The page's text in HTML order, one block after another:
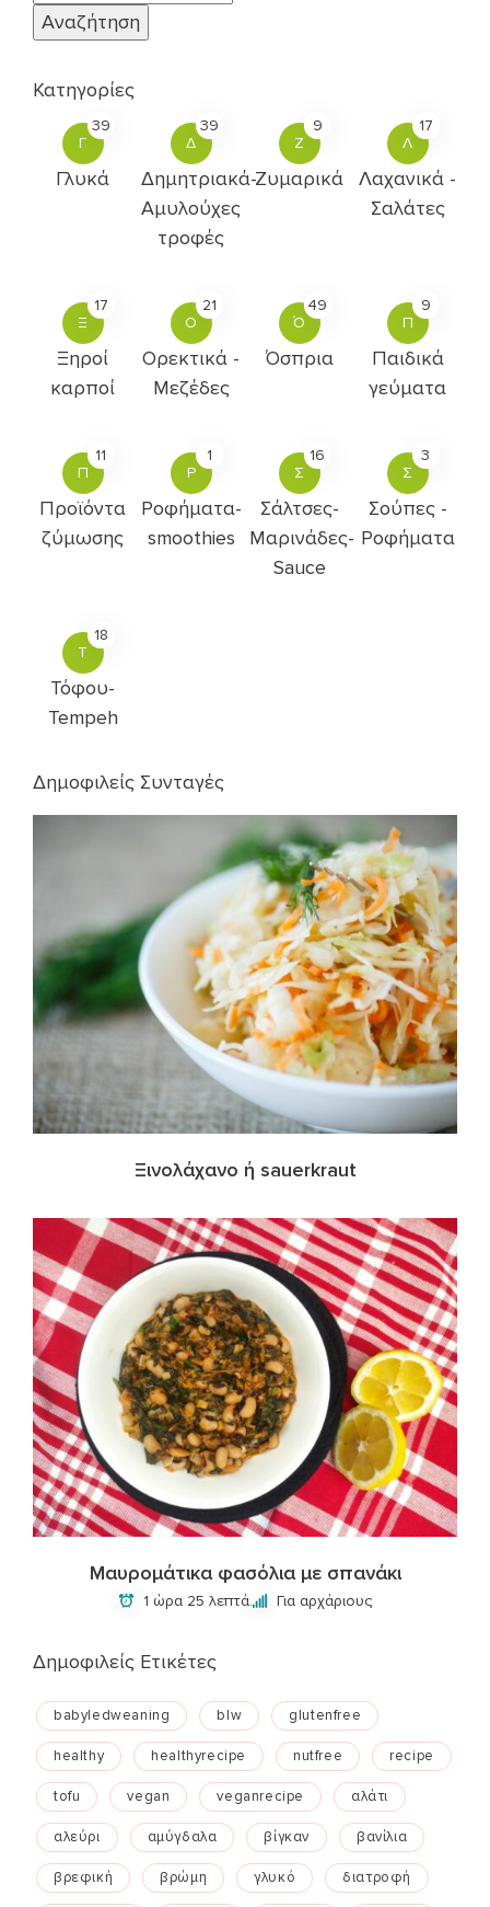
Κατηγορίες
Γ
39
Γλυκά
Δ
39
Δημητριακά-
Αμυλούχες
τροφές
Ζ
9
Ζυμαρικά
Λ
17
Λαχανικά -
Σαλάτες
Ξ
17
Ξηροί
καρποί
Ο
21
Ορεκτικά -
Μεζέδες
Ό
49
Όσπρια
Π
9
Παιδικά
γεύματα
Π
11
Προϊόντα
ζύμωσης
Ρ
1
Ροφήματα-
smoothies
Σ
16
Σάλτσες-
Μαρινάδες-
Sauce
Σ
3
Σούπες -
Ροφήματα
Τ
18
Τόφου-
Tempeh
Δημοφιλείς Συνταγές
Ξινολάχανο ή sauerkraut
Μαυρομάτικα φασόλια με σπανάκι
1 ώρα 25 λεπτά. Για αρχάριους
Δημοφιλείς Ετικέτες
babyledweaning blw glutenfree
healthy healthyrecipe nutfree recipe
tofu vegan veganrecipe αλάτι
αλεύρι αμύγδαλα βίγκαν βανίλια
βρεφική βρώμη γλυκό διατροφή